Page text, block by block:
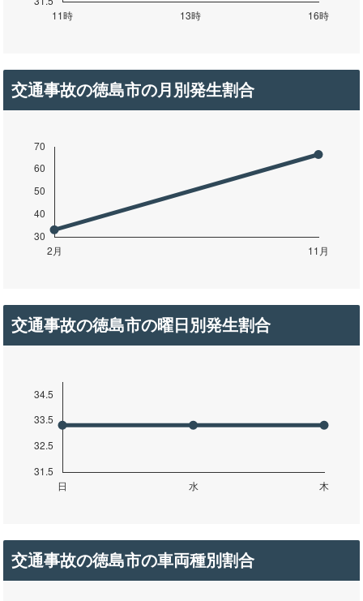
交通事故の徳島市の月別発生割合
交通事故の徳島市の曜日別発生割合
交通事故の徳島市の車両種別割合